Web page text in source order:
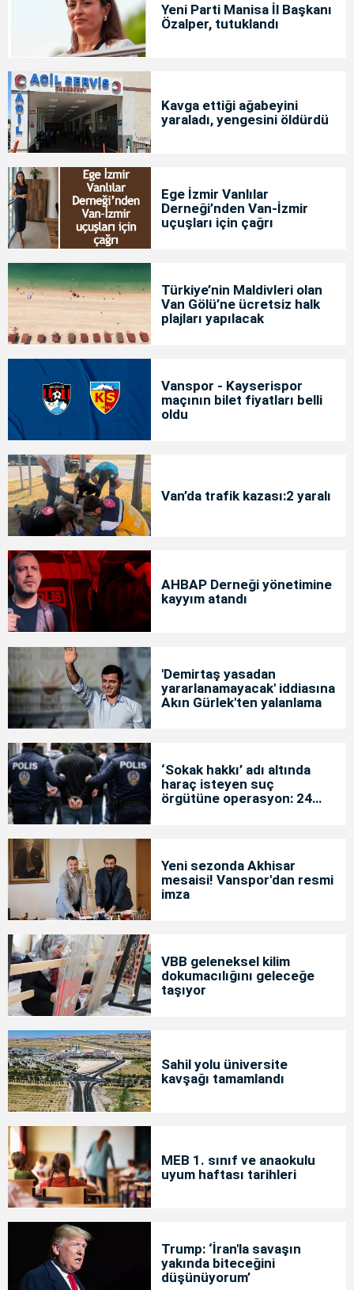
Yeni Parti Manisa İl Başkanı
Özalper, tutuklandı
Kavga ettiği ağabeyini
yaraladı, yengesini öldürdü
Ege İzmir Vanlılar
Derneği’nden Van-İzmir
uçuşları için çağrı
Türkiye’nin Maldivleri olan
Van Gölü’ne ücretsiz halk
plajları yapılacak
Vanspor - Kayserispor
maçının bilet fiyatları belli
oldu
Van’da trafik kazası:2 yaralı
AHBAP Derneği yönetimine
kayyım atandı
'Demirtaş yasadan
yararlanamayacak' iddiasına
Akın Gürlek'ten yalanlama
‘Sokak hakkı’ adı altında
haraç isteyen suç
örgütüne operasyon: 24
Yeni sezonda Akhisar
mesaisi! Vanspor'dan resmi
imza
VBB geleneksel kilim
dokumacılığını geleceğe
taşıyor
Sahil yolu üniversite
kavşağı tamamlandı
MEB 1. sınıf ve anaokulu
uyum haftası tarihleri
Trump: ‘İran'la savaşın
yakında biteceğini
düşünüyorum’